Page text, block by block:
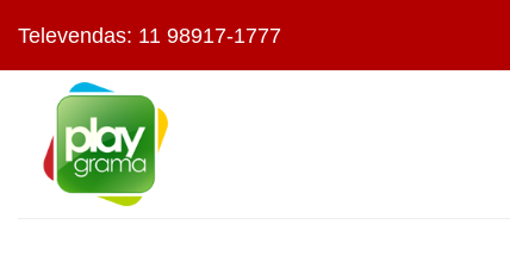
content
Televendas: 11 98917-1777